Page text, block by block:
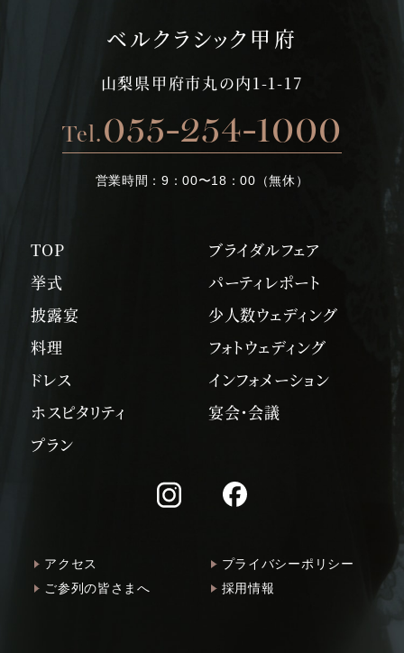
ベルクラシック甲府
山梨県甲府市丸の内1-1-17
Tel.055-254-1000
営業時間： 9：00〜18：00（無休）
TOP
挙式
披露宴
料理
ドレス
ホスピタリティ
プラン
ブライダルフェア
パーティレポート
少人数ウェディング
フォトウェディング
インフォメーション
宴会・会議
アクセス
ご参列の皆さまへ
プライバシーポリシー
採用情報